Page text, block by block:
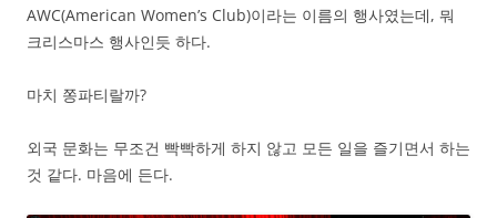
AWC(American Women’s Club)이라는 이름의 행사였는데, 뭐
크리스마스 행사인듯 하다.
마치 쫑파티랄까?
외국 문화는 무조건 빡빡하게 하지 않고 모든 일을 즐기면서 하는
것 같다. 마음에 든다.